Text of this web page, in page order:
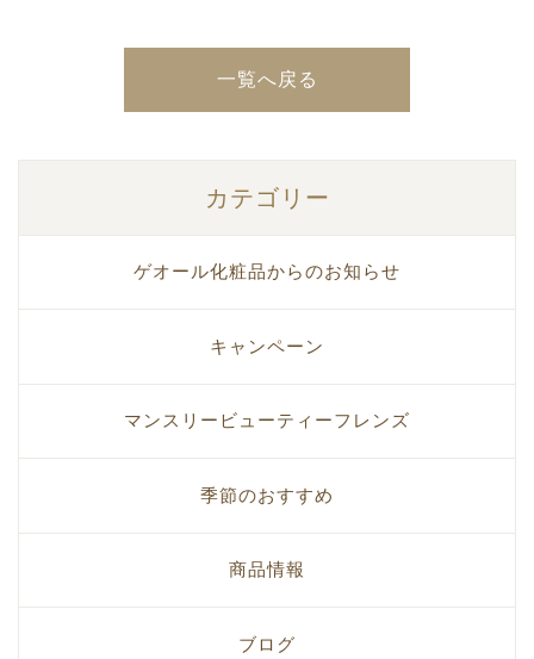
一覧へ戻る
カテゴリー
ゲオール化粧品からのお知らせ
キャンペーン
マンスリービューティーフレンズ
季節のおすすめ
商品情報
ブログ